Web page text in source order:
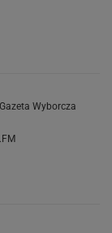
Gazeta Wyborcza